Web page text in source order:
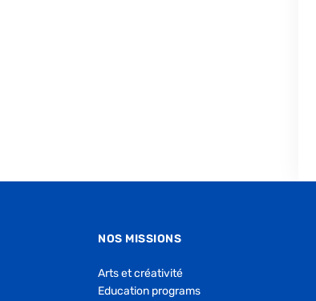
NOS MISSIONS
Arts et créativité
Education programs